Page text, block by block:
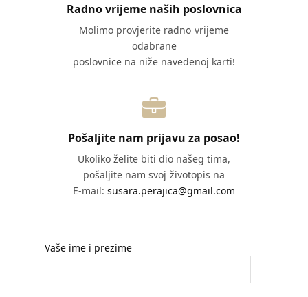
Radno vrijeme naših poslovnica
Molimo provjerite radno vrijeme
odabrane
poslovnice na niže navedenoj karti!
Pošaljite nam prijavu za posao!
Ukoliko želite biti dio našeg tima,
pošaljite nam svoj životopis na
E-mail: susara.perajica@gmail.com
Vaše ime i prezime